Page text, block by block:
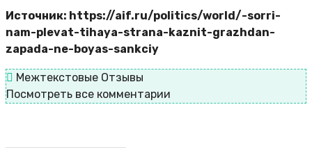
Источник: https://aif.ru/politics/world/-sorri-
nam-plevat-tihaya-strana-kaznit-grazhdan-
zapada-ne-boyas-sankciy
Межтекстовые Отзывы
Посмотреть все комментарии